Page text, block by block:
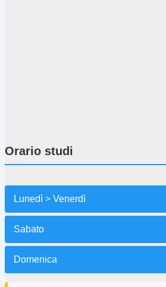
Orario studi
Lunedì > Venerdì
Sabato
Domenica